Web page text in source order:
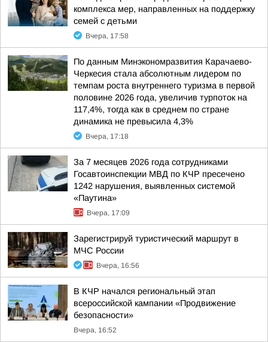
комплекса мер, направленных на поддержку
семей с детьми
Вчера, 17:58
По данным Минэкономразвития Карачаево-
Черкесия стала абсолютным лидером по
темпам роста внутреннего туризма в первой
половине 2026 года, увеличив турпоток на
117,4%, тогда как в среднем по стране
динамика не превысила 4,3%
Вчера, 17:18
За 7 месяцев 2026 года сотрудниками
Госавтоинспекции МВД по КЧР пресечено
1242 нарушения, выявленных системой
«Паутина»
Вчера, 17:09
Зарегистрируй туристический маршрут в
МЧС России
Вчера, 16:56
В КЧР начался региональный этап
всероссийской кампании «Продвижение
безопасности»
Вчера, 16:52